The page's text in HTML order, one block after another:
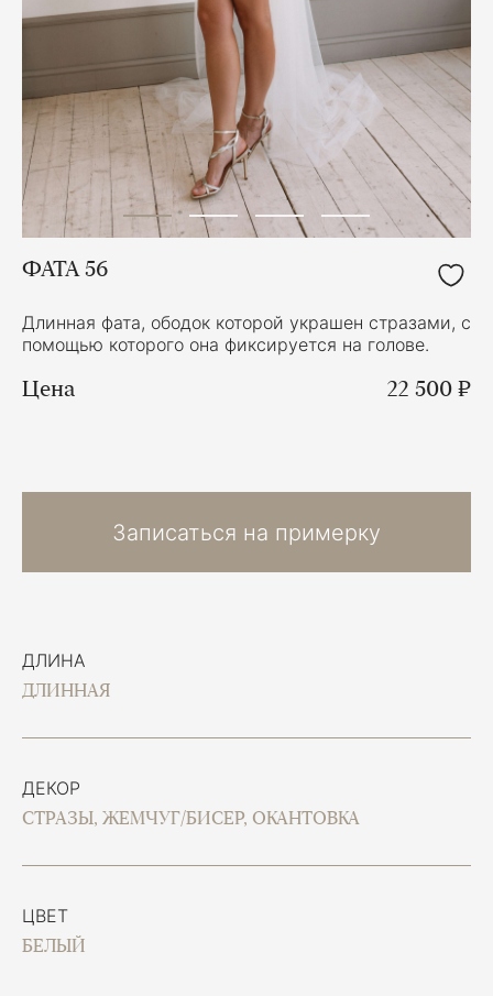
ДЛИНА
ДЛИННАЯ
ДЕКОР
СТРАЗЫ, ЖЕМЧУГ/БИСЕР, ОКАНТОВКА
ЦВЕТ
БЕЛЫЙ
ФАТА 56
Длинная фата, ободок которой украшен стразами, с
помощью которого она фиксируется на голове.
Цена 22 500 ₽
Записаться на примерку